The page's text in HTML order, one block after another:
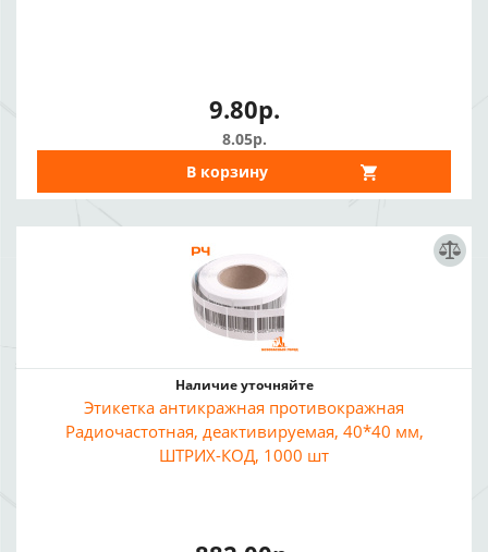
9.80р.
8.05р.
В корзину
Наличие уточняйте
Этикетка антикражная противокражная
Радиочастотная, деактивируемая, 40*40 мм,
ШТРИХ-КОД, 1000 шт